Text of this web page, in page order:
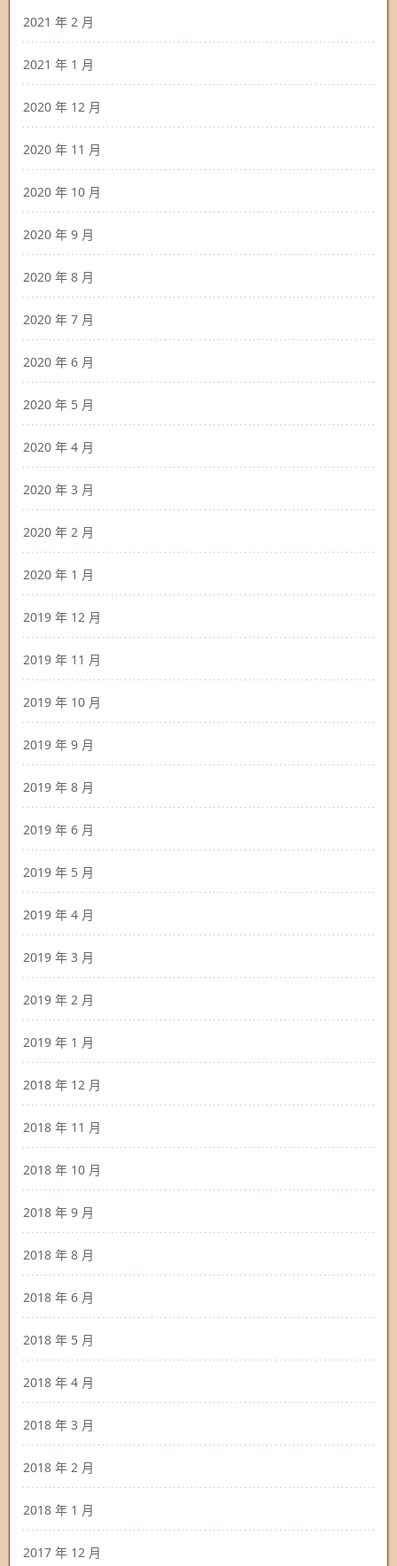
2021 年 2 月
2021 年 1 月
2020 年 12 月
2020 年 11 月
2020 年 10 月
2020 年 9 月
2020 年 8 月
2020 年 7 月
2020 年 6 月
2020 年 5 月
2020 年 4 月
2020 年 3 月
2020 年 2 月
2020 年 1 月
2019 年 12 月
2019 年 11 月
2019 年 10 月
2019 年 9 月
2019 年 8 月
2019 年 6 月
2019 年 5 月
2019 年 4 月
2019 年 3 月
2019 年 2 月
2019 年 1 月
2018 年 12 月
2018 年 11 月
2018 年 10 月
2018 年 9 月
2018 年 8 月
2018 年 6 月
2018 年 5 月
2018 年 4 月
2018 年 3 月
2018 年 2 月
2018 年 1 月
2017 年 12 月